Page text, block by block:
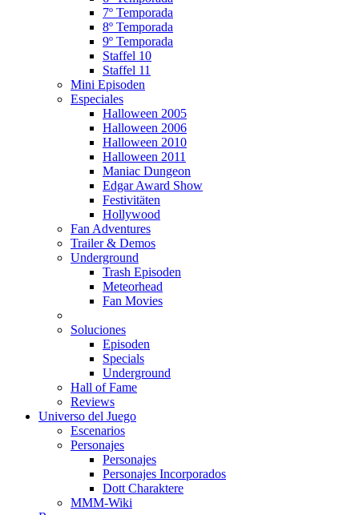
7º Temporada
8º Temporada
9º Temporada
Staffel 10
Staffel 11
Mini Episoden
Especiales
Halloween 2005
Halloween 2006
Halloween 2010
Halloween 2011
Maniac Dungeon
Edgar Award Show
Festivitäten
Hollywood
Fan Adventures
Trailer & Demos
Underground
Trash Episoden
Meteorhead
Fan Movies
Soluciones
Episoden
Specials
Underground
Hall of Fame
Reviews
Universo del Juego
Escenarios
Personajes
Personajes
Personajes Incorporados
Dott Charaktere
MMM-Wiki